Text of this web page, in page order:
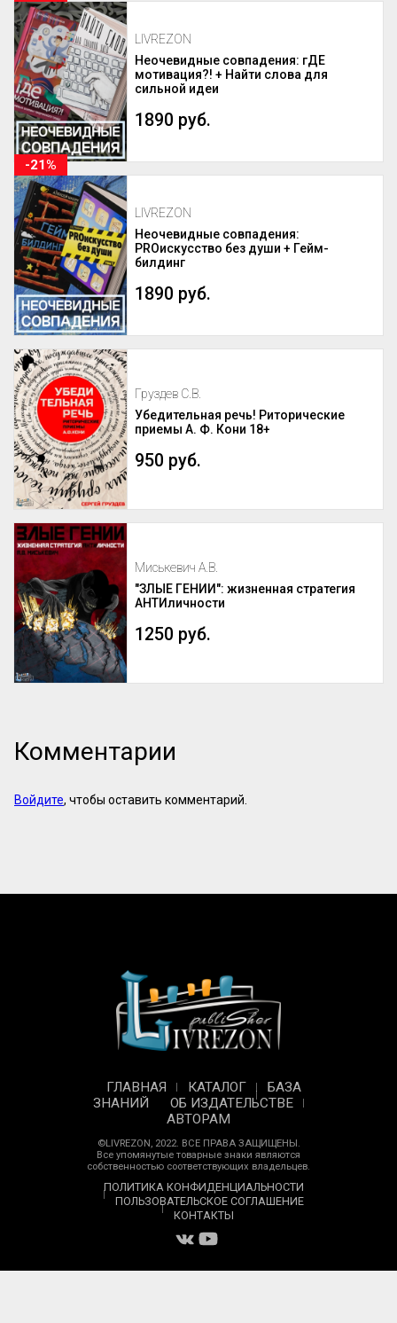
LIVREZON
Неочевидные совпадения: гДЕ
мотивация?! + Найти слова для
сильной идеи
1890 руб.
LIVREZON
Неочевидные совпадения:
PROискусство без души + Гейм-
билдинг
1890 руб.
-21%
Груздев С.В.
Убедительная речь! Риторические
приемы А. Ф. Кони 18+
950 руб.
Миськевич А.В.
"ЗЛЫЕ ГЕНИИ": жизненная стратегия
АНТИличности
1250 руб.
Комментарии
Войдите, чтобы оставить комментарий.
ГЛАВНАЯ КАТАЛОГ
БАЗА
ЗНАНИЙ
ОБ ИЗДАТЕЛЬСТВЕ
АВТОРАМ
©LIVREZON, 2022. ВСЕ ПРАВА ЗАЩИЩЕНЫ.
Все упомянутые товарные знаки являются
собственностью соответствующих владельцев.
ПОЛИТИКА КОНФИДЕНЦИАЛЬНОСТИ
ПОЛЬЗОВАТЕЛЬСКОЕ СОГЛАШЕНИЕ
КОНТАКТЫ